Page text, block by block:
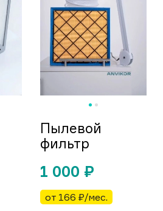
Пылевой
фильтр
1 000 ₽
от 166 ₽/мес.